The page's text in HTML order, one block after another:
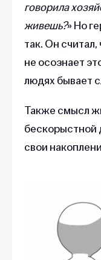
говорила
живешь?» Но
так. Он
не осознает
людях бывает
Также смысл
бескорыстной
свои